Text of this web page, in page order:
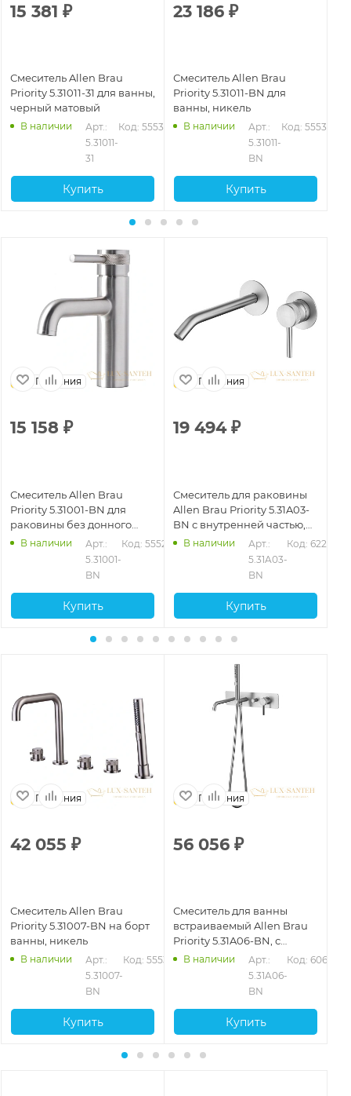
15 381 ₽
Смеситель Allen Brau
Priority 5.31011-31 для ванны,
черный матовый
В наличии
Арт.:
5.31011-
31
Код: 55535
Купить
23 186 ₽
Смеситель Allen Brau
Priority 5.31011-BN для
ванны, никель
В наличии
Арт.:
5.31011-
BN
Код: 55536
Купить
Германия
15 158 ₽
Смеситель Allen Brau
Priority 5.31001-BN для
раковины без донного
клапана, никель
В наличии
Арт.:
5.31001-
BN
Код: 55521
Купить
Германия
19 494₽
Смеситель для раковины
Allen Brau Priority 5.31A03-
BN с внутренней частью,
никель брашированный
В наличии
Арт.:
5.31A03-
BN
Код: 62214
Купить
Германия
42 055 ₽
Смеситель Allen Brau
Priority 5.31007-BN на борт
ванны, никель
В наличии
Арт.:
5.31007-
BN
Код: 55530
Купить
Германия
56 056 ₽
Смеситель для ванны
встраиваемый Allen Brau
Priority 5.31A06-BN, с
внутренней частью,
никель брашированный
В наличии
Арт.:
5.31A06-
BN
Код: 60670
Купить